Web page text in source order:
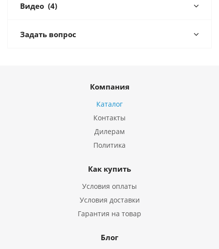
Видео (4)
Задать вопрос
Компания
Каталог
Контакты
Дилерам
Политика
Как купить
Условия оплаты
Условия доставки
Гарантия на товар
Блог